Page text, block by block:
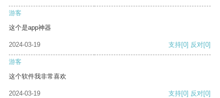
游客
这个是app神器
2024-03-19 支持[0] 反对[0]
游客
这个软件我非常喜欢
2024-03-19 支持[0] 反对[0]